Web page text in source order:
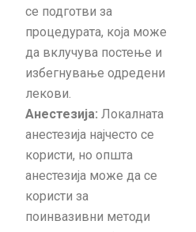
се подготви за
процедурата, која може
да вклучува постење и
избегнување одредени
лекови.
Анестезија: Локалната
анестезија најчесто се
користи, но општа
анестезија може да се
користи за
поинвазивни методи